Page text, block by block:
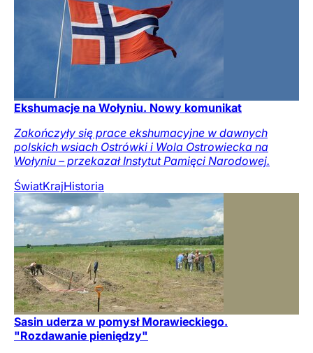
Ekshumacje na Wołyniu. Nowy komunikat
Zakończyły się prace ekshumacyjne w dawnych
polskich wsiach Ostrówki i Wola Ostrowiecka na
Wołyniu – przekazał Instytut Pamięci Narodowej.
ŚwiatKrajHistoria
Sasin uderza w pomysł Morawieckiego.
"Rozdawanie pieniędzy"